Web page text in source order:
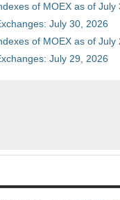
of MOEX as of July
July 30, 2026
of MOEX as of July
July 29, 2026